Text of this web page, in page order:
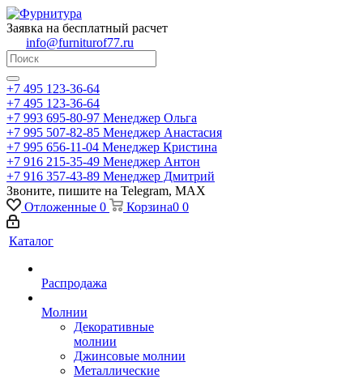
Заявка на бесплатный расчет
info@furniturof77.ru
+7 495 123-36-64
+7 495 123-36-64
+7 993 695-80-97 Менеджер Ольга
+7 995 507-82-85 Менеджер Анастасия
+7 995 656-11-04 Менеджер Кристина
+7 916 215-35-49 Менеджер Антон
+7 916 357-43-89 Менеджер Дмитрий
Звоните, пишите на Telegram, MAX
Отложенные 0 Корзина0 0
Каталог
Распродажа
Молнии
Декоративные
молнии
Джинсовые молнии
Металлические